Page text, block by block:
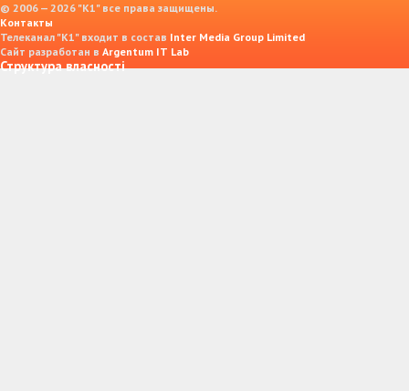
© 2006 — 2026 "K1" все права защищены.
Контакты
Телеканал "К1" входит в состав Inter Media Group Limited
Сайт разработан в Argentum IT Lab
Структура власності